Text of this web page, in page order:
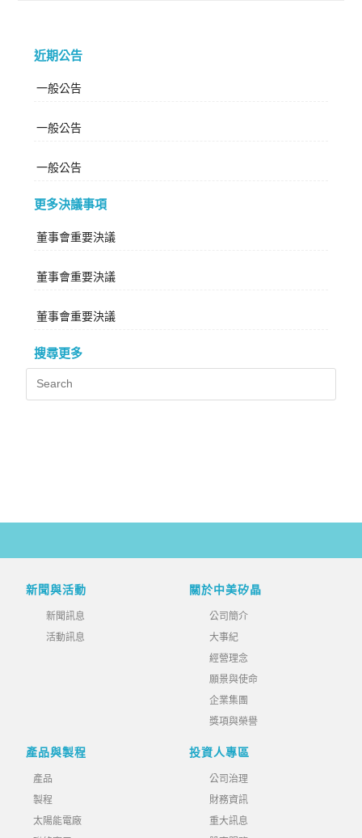
近期公告
一般公告
一般公告
一般公告
更多決議事項
董事會重要決議
董事會重要決議
董事會重要決議
搜尋更多
新聞與活動
新聞訊息
活動訊息
關於中美矽晶
公司簡介
大事紀
經營理念
願景與使命
企業集團
獎項與榮譽
產品與製程
產品
製程
太陽能電廠
投資人專區
公司治理
財務資訊
重大訊息